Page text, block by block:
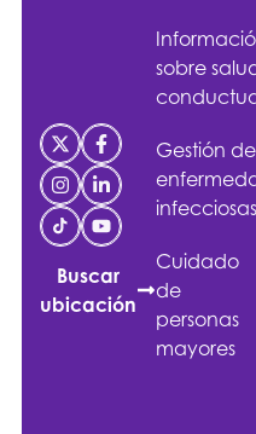
Buscar
ubicación
sobre
Gestión de
infecciosas
Cuidado
de
personas
mayores